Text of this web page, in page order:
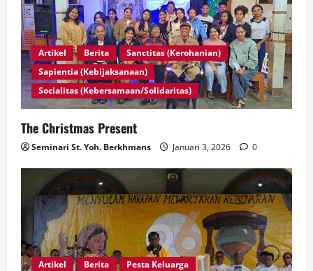
Artikel Berita
Sanctitas (Kerohanian)
Sapientia (Kebijaksanaan)
Socialitas (Kebersamaan/Solidaritas)
The Christmas Present
Seminari St. Yoh. Berkhmans Januari 3, 2026 0
Artikel Berita
Pesta Keluarga